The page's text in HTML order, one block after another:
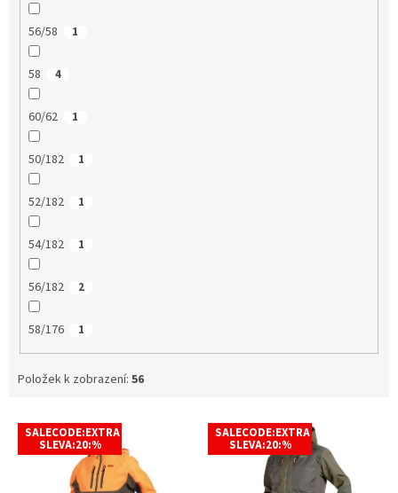
56/58 1
58 4
60/62 1
50/182 1
52/182 1
54/182 1
56/182 2
58/176 1
Položek k zobrazení: 56
V
p
SALECODE:EXTRA
SLEVA:20:%
SALECODE:EXTRA
SLEVA:20:%